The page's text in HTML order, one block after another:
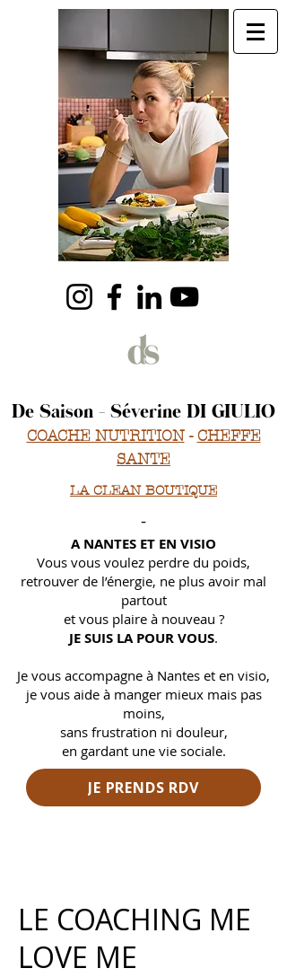
De Saison - Séverine DI GIULIO
COACHE NUTRITION- CHEFFE
SANTE
LA CLEAN BOUTIQUE
-
A NANTES ET EN VISIO
Vous vous voulez perdre du poids,
retrouver de l’énergie, ne plus avoir mal
partout
et vous plaire à nouveau ?
JE SUIS LA POUR VOUS.
Je vous accompagne à Nantes et en visio,
je vous aide à manger mieux mais pas
moins,
sans frustration ni douleur,
en gardant une vie sociale.
JE PRENDS RDV
LE COACHING ME
LOVE ME